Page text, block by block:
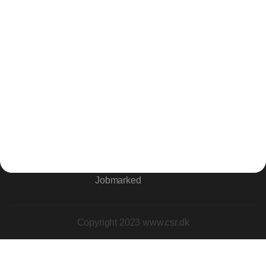
Jobmarked
Copyright 2023 www.csr.dk